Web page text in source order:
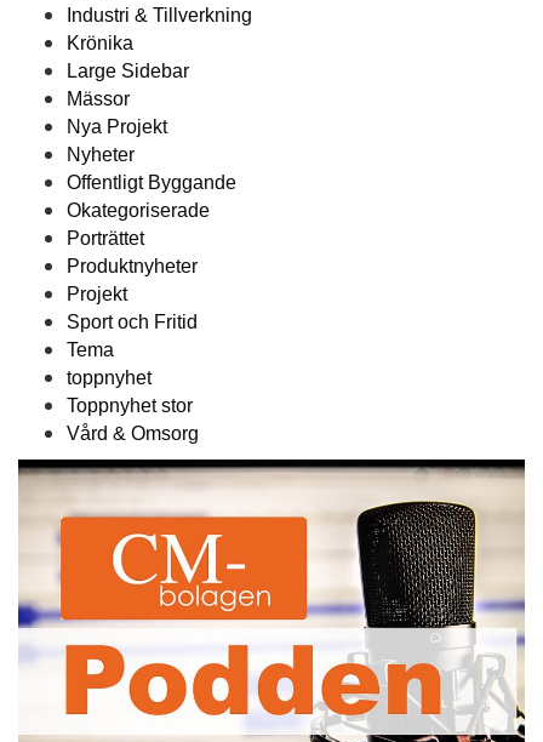
Industri & Tillverkning
Krönika
Large Sidebar
Mässor
Nya Projekt
Nyheter
Offentligt Byggande
Okategoriserade
Porträttet
Produktnyheter
Projekt
Sport och Fritid
Tema
toppnyhet
Toppnyhet stor
Vård & Omsorg